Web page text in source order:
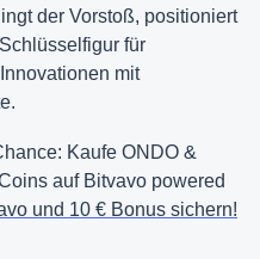
der Vorstoß, positioniert
für
mit
Kaufe ONDO &
auf Bitvavo powered
und 10 € Bonus sichern!